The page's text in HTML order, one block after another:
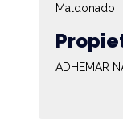
Maldonado
ADHEMAR